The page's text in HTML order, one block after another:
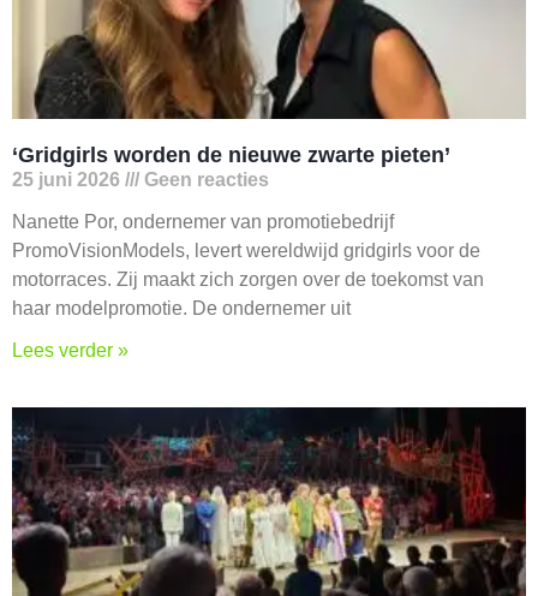
‘Gridgirls worden de nieuwe zwarte pieten’
25 juni 2026 Geen reacties
Nanette Por, ondernemer van promotiebedrijf
PromoVisionModels, levert wereldwijd gridgirls voor de
motorraces. Zij maakt zich zorgen over de toekomst van
haar modelpromotie. De ondernemer uit
Lees verder »